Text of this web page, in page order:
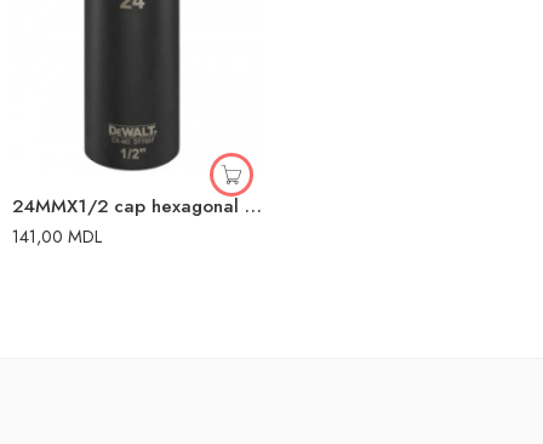
24MMX1/2 cap hexagonal impact Dewalt
141,00 MDL